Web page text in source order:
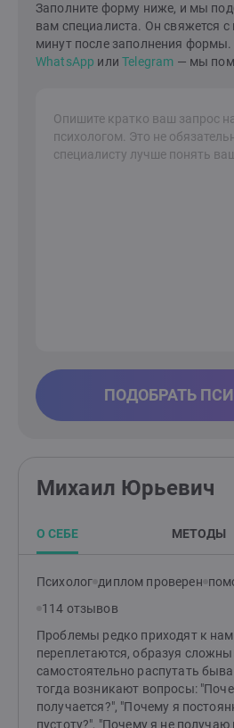
в семейной жизни и в вашем
мире.Давайте сделаем это
поддержать вас на вашем пути
Заполните форму ниже, и мы
вам специалиста. Он свяжется с
минут после заполнения
WhatsApp илиTelegram — мы
ПОДОБРАТЬ
Михаил Юрьевич
О СЕБЕ МЕТОДЫ
Психолог диплом проверен
114 отзывов
Проблемы редко приходят к
переплетаются, образуя
самостоятельно распутать
тогда возникают вопросы:
получается?", "Почему я
пустоту?", "Почему я не